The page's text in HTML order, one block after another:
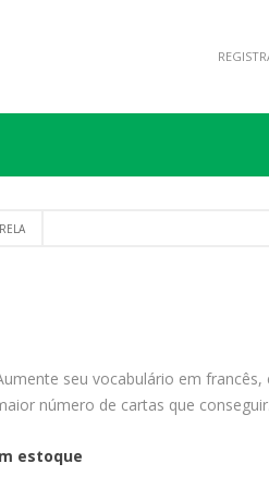
seu vocabulário em francês,
número de cartas que conseguir.
estoque